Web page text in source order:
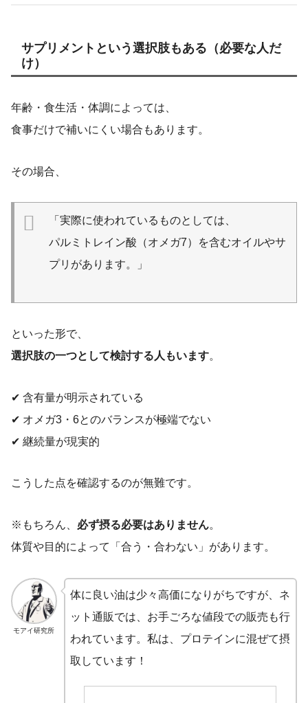
サプリメントという選択肢もある（必要な人だ
け）
年齢・食生活・体調によっては、
食事だけで補いにくい場合もあります。
その場合、
「実際に使われているものとしては、
パルミトレイン酸（オメガ7）を含むオイルやサ
プリがあります。」
といった形で、
選択肢の一つとして検討する人もいます。
✔ 含有量が明示されている
✔ オメガ3・6とのバランスが極端でない
✔ 継続量が現実的
こうした点を確認するのが無難です。
※もちろん、 必ず摂る必要はありません。
体質や目的によって「合う・合わない」があります。
モアイ研究所
体に良い油は少々高価になりがちですが、ネ
ット通販では、お手ごろな値段での販売も行
われています。私は、プロテインに混ぜて摂
取しています！